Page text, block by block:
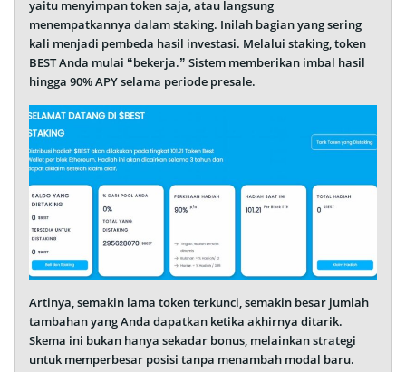
yaitu menyimpan token saja, atau langsung
menempatkannya dalam staking. Inilah bagian yang sering
kali menjadi pembeda hasil investasi. Melalui staking, token
BEST Anda mulai “bekerja.” Sistem memberikan imbal hasil
hingga 90% APY selama periode presale.
Artinya, semakin lama token terkunci, semakin besar jumlah
tambahan yang Anda dapatkan ketika akhirnya ditarik.
Skema ini bukan hanya sekadar bonus, melainkan strategi
untuk memperbesar posisi tanpa menambah modal baru.